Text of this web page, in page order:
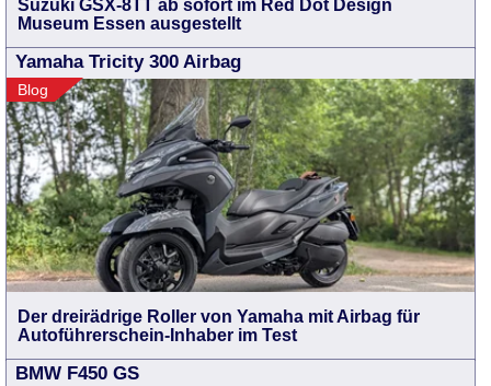
Suzuki GSX-8TT ab sofort im Red Dot Design
Museum Essen ausgestellt
Yamaha Tricity 300 Airbag
Blog
Der dreirädrige Roller von Yamaha mit Airbag für
Autoführerschein-Inhaber im Test
BMW F450 GS